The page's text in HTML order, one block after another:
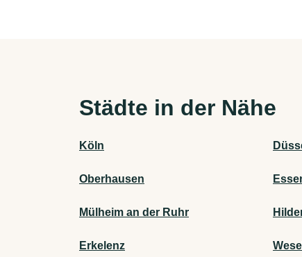
Städte in der Nähe
Köln
Oberhausen
Mülheim an der Ruhr
Erkelenz Wesel